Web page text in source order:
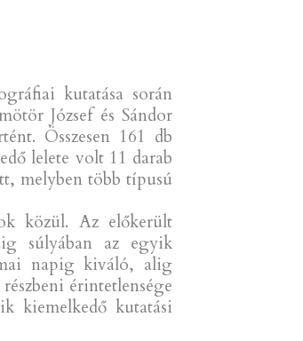
kutatása során
József és Sándor
Összesen 161 db
lelete volt 11 darab
melyben több típusú
közül. Az előkerült
súlyában az egyik
napig kiváló, alig
érintetlensége
kiemelkedő kutatási